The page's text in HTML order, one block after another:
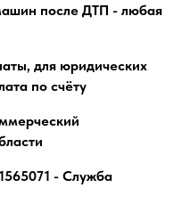
после ДТП - любая
для юридических
по счёту
- Служба